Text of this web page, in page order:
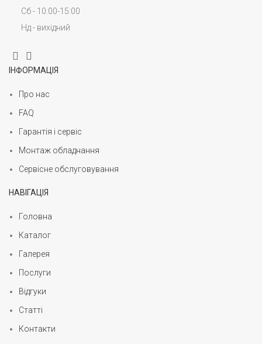
Сб - 10:00-15:00
Нд - вихідний
ІНФОРМАЦІЯ
Про нас
FAQ
Гарантія і сервіс
Монтаж обладнання
Сервісне обслуговування
НАВІГАЦІЯ
Головна
Каталог
Галерея
Послуги
Відгуки
Статті
Контакти